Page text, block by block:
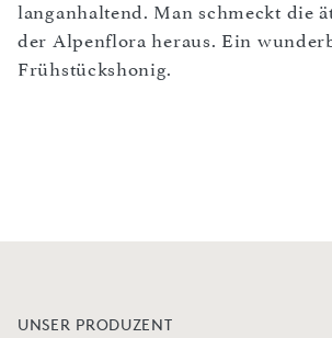
langanhaltend. Man schmeckt die
der Alpenflora heraus. Ein
Frühstückshonig.
UNSER PRODUZENT